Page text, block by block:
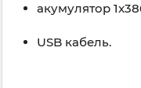
акумулятор
USB кабель.